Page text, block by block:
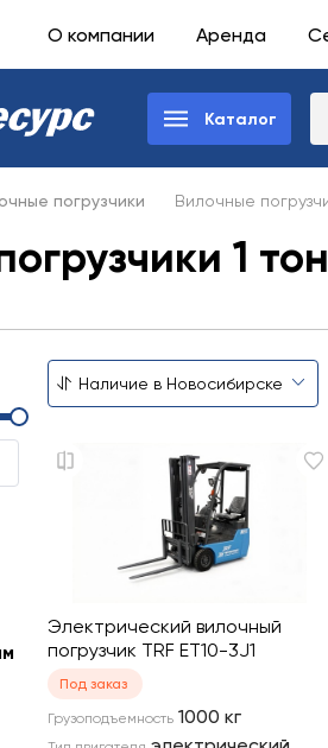
О компании Аренда
Каталог
погрузчики Вилочные
1
Электрический вилочный
погрузчик TRF ET10-3J1
Под заказ
Грузоподъемность 1000 кг